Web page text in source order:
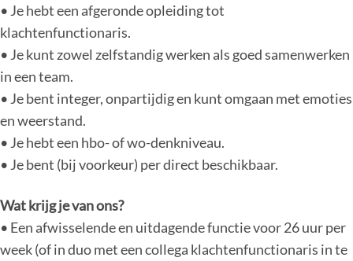
• Je hebt een afgeronde opleiding tot
klachtenfunctionaris.
• Je kunt zowel zelfstandig werken als goed samenwerken
in een team.
• Je bent integer, onpartijdig en kunt omgaan met emoties
en weerstand.
• Je hebt een hbo- of wo-denkniveau.
• Je bent (bij voorkeur) per direct beschikbaar.
Wat krijg je van ons?
• Een afwisselende en uitdagende functie voor 26 uur per
week (of in duo met een collega klachtenfunctionaris in te